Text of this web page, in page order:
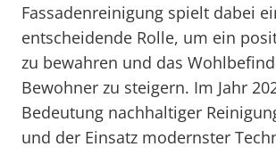
Fassadenreinigung spielt dabei
entscheidende Rolle, um ein
zu bewahren und das
Bewohner zu steigern. Im Jahr
Bedeutung nachhaltiger
und der Einsatz modernster